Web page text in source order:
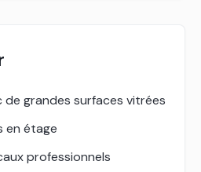
de grandes surfaces vitrées
en étage
professionnels